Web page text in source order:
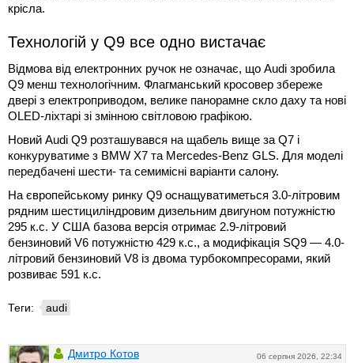
крісла.
Технологій у Q9 все одно вистачає
Відмова від електронних ручок не означає, що Audi зробила
Q9 менш технологічним. Флагманський кросовер збереже
двері з електроприводом, велике панорамне скло даху та нові
OLED-ліхтарі зі змінною світловою графікою.
Новий Audi Q9 розташувався на щабель вище за Q7 і
конкуруватиме з BMW X7 та Mercedes-Benz GLS. Для моделі
передбачені шести- та семимісні варіанти салону.
На європейському ринку Q9 оснащуватиметься 3.0-літровим
рядним шестициліндровим дизельним двигуном потужністю
295 к.с. У США базова версія отримає 2.9-літровий
бензиновий V6 потужністю 429 к.с., а модифікація SQ9 — 4.0-
літровий бензиновий V8 із двома турбокомпресорами, який
розвиває 591 к.с.
Теги: audi
06 серпня 2026, 22:34
Дмитро Котов